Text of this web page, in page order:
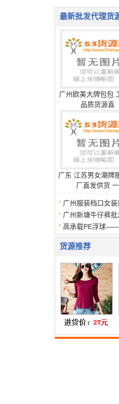
最新批发代理货
广州欧美大牌包包
品质货源直
广东 江苏男女潮牌
厂直发供货 一
货源推荐